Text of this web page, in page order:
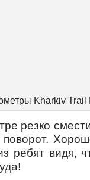
Kharkiv Trail
резко
поворот.
ребят видя,